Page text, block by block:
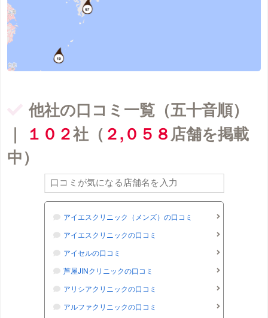
他社の口コミ一覧（五十音順）
｜
１０２社（ ２,０５８店舗を掲載
中）
アイエスクリニック（メンズ）の口コミ
アイエスクリニックの口コミ
アイセルの口コミ
芦屋JINクリニックの口コミ
アリシアクリニックの口コミ
アルファクリニックの口コミ